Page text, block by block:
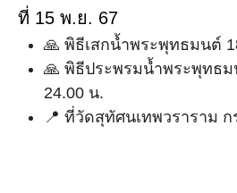
ที่ 15 พ.ย. 67
🙏 พิธีเสกน้ำพระพุทธมนต์
🙏 พิธีประพรมน้ำพระพุทธม
24.00 น.
📍 ที่วัดสุทัศนเทพวราราม ก